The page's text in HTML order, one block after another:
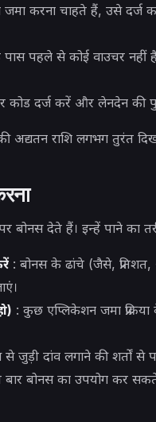
करना चाहते हैं, उसे दर्ज
पहले से कोई वाउचर नहीं है,
कोड दर्ज करें और लेनदेन की
राशि लगभग तुरंत
बोनस देते हैं। इन्हें पाने का
: बोनस के ढांचे (जैसे, प्रतिशत,
: कुछ एप्लिकेशन जमा
जुड़ी दांव लगाने की शर्तों से
बार बोनस का उपयोग कर